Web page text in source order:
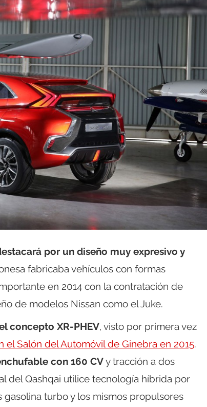
por un diseño muy expresivo y
fabricaba vehículos con formas
en 2014 con la contratación de
de modelos Nissan como el Juke.
concepto XR-PHEV, visto por primera vez
el Salón del Automóvil de Ginebra en 2015.
con 160 CVy tracción a dos
del Qashqai utilice tecnología híbrida por
turbo y los mismos propulsores